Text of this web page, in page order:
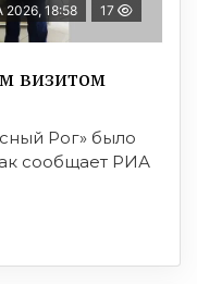
18:58 17
визитом
Рог» было
сообщает РИА